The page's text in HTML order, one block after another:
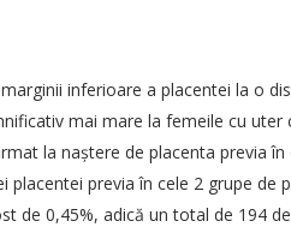
inferioare a placentei la o
mai mare la femeile cu uter
la naştere de placenta previa
previa în cele 2 grupe de
de 0,45%, adică un total de 194